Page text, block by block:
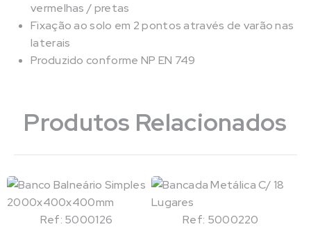
vermelhas / pretas
Fixação ao solo em 2 pontos através de varão nas
laterais
Produzido conforme NP EN 749
Produtos Relacionados
Ref: 5000126
Ref: 5000220